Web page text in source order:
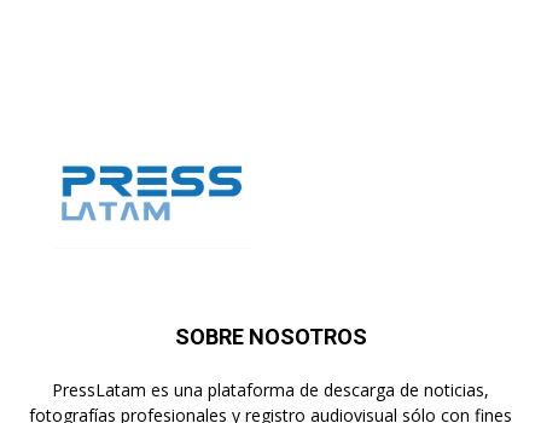
SOBRE NOSOTROS
PressLatam es una plataforma de descarga de noticias,
fotografías profesionales y registro audiovisual sólo con fines